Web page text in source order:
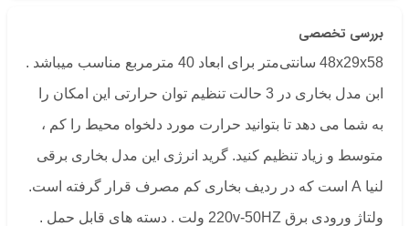
بررسی تخصصی
48x29x58 سانتی‌متر برای ابعاد 40 مترمربع مناسب میباشد .
ابن مدل بخاری در 3 حالت تنظیم توان حرارتی این امکان را
به شما می دهد تا بتوانید حرارت مورد دلخواه محیط را کم ،
متوسط و زیاد تنظیم کنید. گرید انرژی این مدل بخاری برقی
لنیا A است که در ردیف بخاری کم مصرف قرار گرفته است.
ولتاژ ورودی برق 220v-50HZ ولت . دسته های قابل حمل .